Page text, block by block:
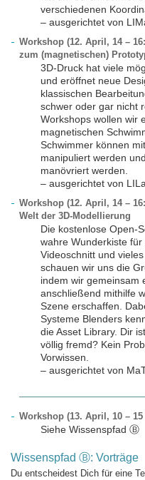
verschiedenen
– ausgerichtet von
Workshop (12. April, 14 –
zum (magnetischen)
3D-Druck hat viele
und eröffnet neue
klassischen
schwer oder gar nicht
Workshops wollen wir
magnetischen
Schwimmer können
manipuliert werden
manövriert werden.
– ausgerichtet von LILa
Workshop (12. April, 14 –
Welt der 3D-Modellierung
Die kostenlose Open-
wahre Wunderkiste für
Videoschnitt und
schauen wir uns die
indem wir gemeinsam
anschließend mithilfe
Szene erschaffen.
Systeme Blenders
die Asset Library. Dir
völlig fremd? Kein
Vorwissen.
– ausgerichtet von
Workshop (13. April, 10 –
Siehe Wissenspfad Ⓑ
Wissenspfad Ⓑ: Vorträge
Du entscheidest Dich für eine